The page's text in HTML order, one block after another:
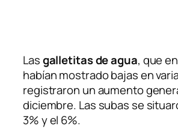
Lasgalletitas de agua, que
habían mostrado bajas en
registraron un aumento
diciembre. Las subas se
3% y el 6%.